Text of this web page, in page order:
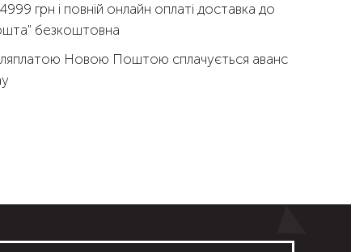
грн і повній онлайн оплаті доставка до
безкоштовна
Новою Поштою сплачується аванс